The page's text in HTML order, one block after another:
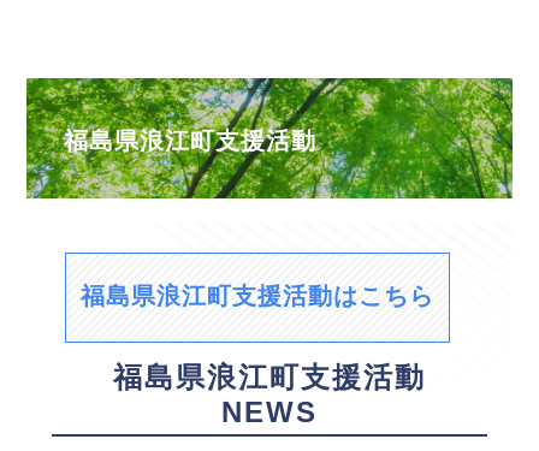
福島県浪江町支援活動
福島県浪江町支援活動はこちら
福島県浪江町支援活動
NEWS